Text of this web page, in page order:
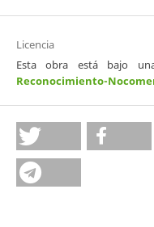
Licencia
Esta obra está bajo
Reconocimiento-